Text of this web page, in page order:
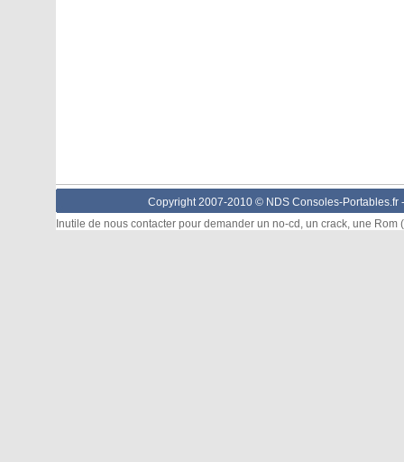
Copyright 2007-2010 © NDS Consoles-Portables.fr
Inutile de nous contacter pour demander un no-cd, un crack, une